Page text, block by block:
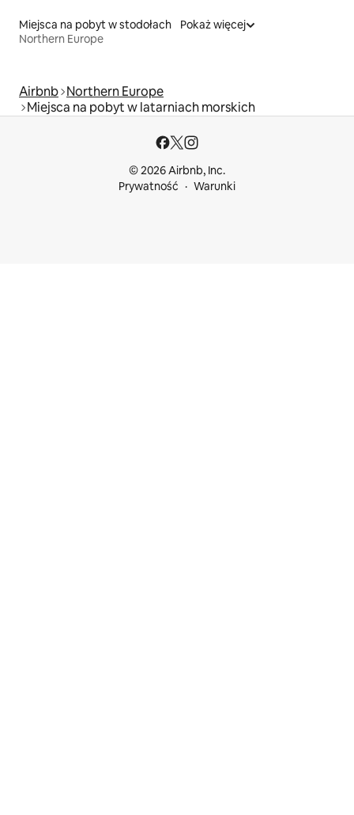
Miejsca na pobyt w stodołach
Northern Europe
Pokaż więcej
Airbnb Northern Europe
Miejsca na pobyt w latarniach morskich
© 2026 Airbnb, Inc.
Prywatność
Warunki